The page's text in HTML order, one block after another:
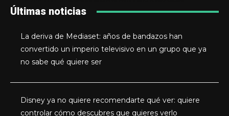
Últimas noticias
La deriva de Mediaset: años de bandazos han
convertido un imperio televisivo en un grupo que ya
no sabe qué quiere ser
Disney ya no quiere recomendarte qué ver: quiere
controlar cómo descubres que quieres verlo